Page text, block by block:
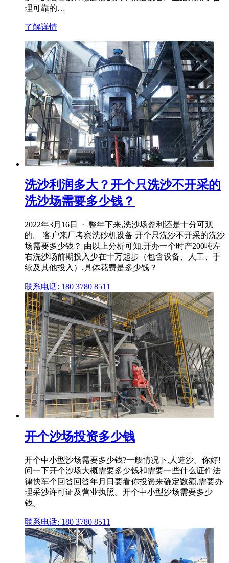
理可靠的…
了解详情
洗沙利润多大？开个只洗沙不开采的
洗沙场需要多少钱？
2022年3月16日 · 整年下来,洗沙场盈利还是十分可观
的。 客户来厂考察洗砂机设备 开个只洗沙不开采的洗沙
场需要多少钱？ 由以上分析可知,开办一个时产200吨左
右洗沙场前期投入少在十万起步（包含设备、人工、手
续及其他投入）,具体花费是多少钱？
联系电话: 180 3780 8511
开个沙场投资多少钱
开个中小型沙场需要多少钱?一般情况下,人造沙。你好!
问一下开个沙场大概需要多少钱和需要一些什么证件法
律快车个回答回答年月日要看你投资来确定数额,需要办
理采沙许可证及营业执照。开个中小型沙场需要多少
钱。
联系电话: 180 3780 8511